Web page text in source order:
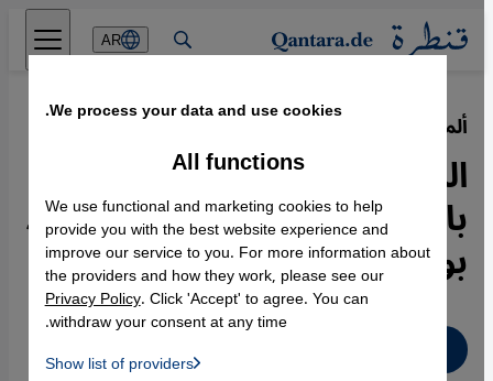
Direkt zum Inhalt springen
AR
ألمانيا ومصر 28.10.2022
المسرح الساخر بين المصري
باسم يوسف والألماني غيرهارد
بولت
We process your data and use cookies.
All functions
We use functional and marketing cookies to help
provide you with the best website experience and
improve our service to you. For more information about
the providers and how they work, please see our
Privacy Policy. Click 'Accept' to agree. You can
withdraw your consent at any time.
Show list of providers